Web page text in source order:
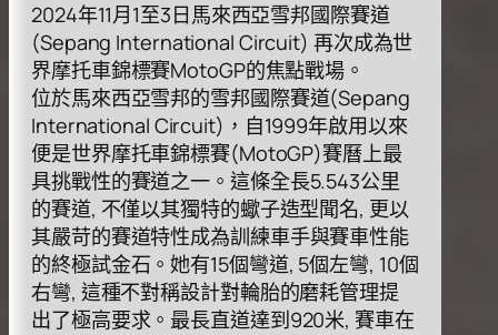
2024年11⽉1⾄3⽇⾺來西亞雪邦國際賽道
(Sepang International Circuit) 再次成為世
界摩托⾞錦標賽MotoGP的焦點戰場。
位於⾺來西亞雪邦的雪邦國際賽道(Sepang
International Circuit)，⾃1999年啟⽤以來
便是世界摩托⾞錦標賽(MotoGP)賽曆上最
具挑戰性的賽道之⼀。這條全⻑5.543公⾥
的賽道, 不僅以其獨特的蠍⼦造型聞名, 更以
其嚴苛的賽道特性成為訓練⾞⼿與賽⾞性能
的終極試⾦⽯。她有15個彎道, 5個左彎, 10個
右彎, 這種不對稱設計對輪胎的磨耗管理提
出了極⾼要求。最⻑直道達到920⽶, 賽⾞在